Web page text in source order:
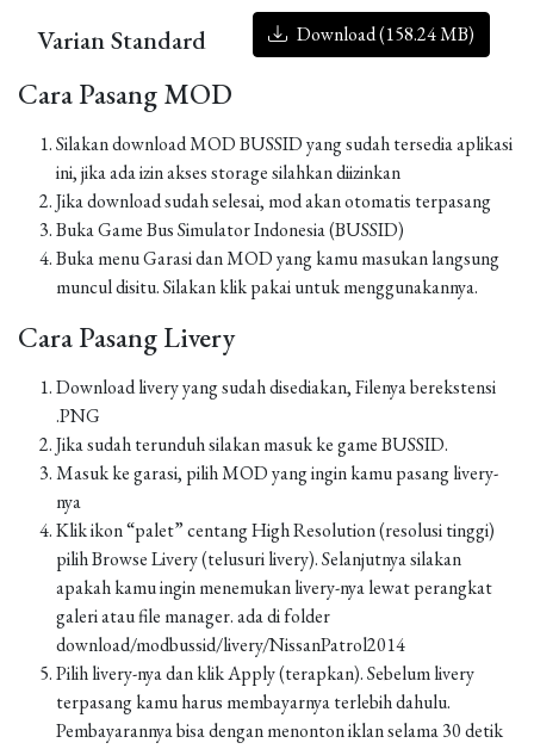
Varian Standard Download (158.24 MB)
Cara Pasang MOD
Silakan download MOD BUSSID yang sudah tersedia aplikasi
ini, jika ada izin akses storage silahkan diizinkan
Jika download sudah selesai, mod akan otomatis terpasang
Buka Game Bus Simulator Indonesia (BUSSID)
Buka menu Garasi dan MOD yang kamu masukan langsung
muncul disitu. Silakan klik pakai untuk menggunakannya.
Cara Pasang Livery
Download livery yang sudah disediakan, Filenya berekstensi
.PNG
Jika sudah terunduh silakan masuk ke game BUSSID.
Masuk ke garasi, pilih MOD yang ingin kamu pasang livery-
nya
Klik ikon “palet” centang High Resolution (resolusi tinggi)
pilih Browse Livery (telusuri livery). Selanjutnya silakan
apakah kamu ingin menemukan livery-nya lewat perangkat
galeri atau file manager. ada di folder
download/modbussid/livery/NissanPatrol2014
Pilih livery-nya dan klik Apply (terapkan). Sebelum livery
terpasang kamu harus membayarnya terlebih dahulu.
Pembayarannya bisa dengan menonton iklan selama 30 detik